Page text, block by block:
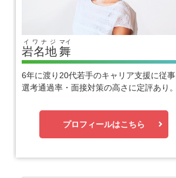
岩名地
イワナジ
舞
マイ
6年に渡り20代若手のキャリア支援に従事
選考通過率・面接対策の高さに定評あり。
プロフィールはこちら